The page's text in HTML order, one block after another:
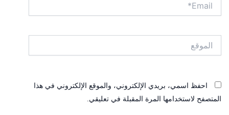
احفظ اسمي، بريدي الإلكتروني، والموقع الإلكتروني في هذا
المتصفح لاستخدامها المرة المقبلة في تعليقي.